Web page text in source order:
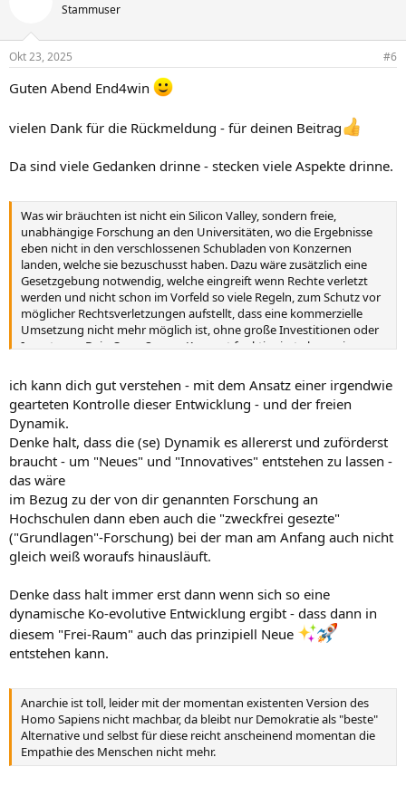
n
s
Stammuser
Okt 23, 2025 #6
Guten Abend End4win
vielen Dank für die Rückmeldung - für deinen Beitrag
Da sind viele Gedanken drinne - stecken viele Aspekte drinne.
Was wir bräuchten ist nicht ein Silicon Valley, sondern freie,
unabhängige Forschung an den Universitäten, wo die Ergebnisse
eben nicht in den verschlossenen Schubladen von Konzernen
landen, welche sie bezuschusst haben. Dazu wäre zusätzlich eine
Gesetzgebung notwendig, welche eingreift wenn Rechte verletzt
werden und nicht schon im Vorfeld so viele Regeln, zum Schutz vor
möglicher Rechtsverletzungen aufstellt, dass eine kommerzielle
Umsetzung nicht mehr möglich ist, ohne große Investitionen oder
Investoren. Dein Open Source-Konzept funktioniert eben, wie
schnöde Mammon lockt oder locken kann.
ich kann dich gut verstehen - mit dem Ansatz einer irgendwie
gearteten Kontrolle dieser Entwicklung - und der freien
Dynamik.
Denke halt, dass die (se) Dynamik es allererst und zuförderst
braucht - um "Neues" und "Innovatives" entstehen zu lassen -
das wäre
im Bezug zu der von dir genannten Forschung an
Hochschulen dann eben auch die "zweckfrei gesezte"
("Grundlagen"-Forschung) bei der man am Anfang auch nicht
gleich weiß woraufs hinausläuft.
Denke dass halt immer erst dann wenn sich so eine
dynamische Ko-evolutive Entwicklung ergibt - dass dann in
diesem "Frei-Raum" auch das prinzipiell Neue
entstehen kann.
Anarchie ist toll, leider mit der momentan existenten Version des
Homo Sapiens nicht machbar, da bleibt nur Demokratie als "beste"
Alternative und selbst für diese reicht anscheinend momentan die
Empathie des Menschen nicht mehr.